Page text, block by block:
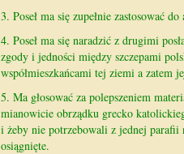
3. Poseł ma się zupełnie zastosować
4. Poseł ma się naradzić z drugimi
zgody i jedności między szczepami
współmieszkańcami tej ziemi a zatem
5. Ma głosować za polepszeniem
mianowicie obrządku grecko
i żeby nie potrzebowali z jednej parafii
osiągnięte.